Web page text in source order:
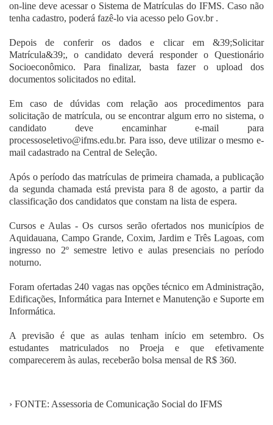
on-line deve acessar o Sistema de Matrículasdo IFMS. Caso não
tenha cadastro, poderá fazê-lo via acesso pelo Gov.br .
Depois de conferir os dados e clicar em &39;Solicitar
Matrícula&39;, o candidato deverá responder o Questionário
Socioeconômico. Para finalizar, basta fazer o upload dos
documentos solicitados no edital.
Em caso de dúvidas com relação aos procedimentos para
solicitação de matrícula, ou se encontrar algum erro no sistema, o
candidato deve encaminhar e-mail para
processoseletivo@ifms.edu.br. Para isso, deve utilizar o mesmo e-
mail cadastrado na Central de Seleção.
Após o período das matrículas de primeira chamada, a publicação
da segunda chamada está prevista para 8 de agosto, a partir da
classificação dos candidatos que constam na lista de espera.
Cursos e Aulas - Os cursos serão ofertados nos municípios de
Aquidauana, Campo Grande, Coxim, Jardim e Três Lagoas, com
ingresso no 2º semestre letivo e aulas presenciais no período
noturno.
Foram ofertadas 240 vagas nas opções técnico em Administração,
Edificações, Informática para Internet e Manutenção e Suporte em
Informática.
A previsão é que as aulas tenham início em setembro. Os
estudantes matriculados no Proeja e que efetivamente
comparecerem às aulas, receberão bolsa mensal de R$ 360.
› FONTE: Assessoria de Comunicação Social do IFMS